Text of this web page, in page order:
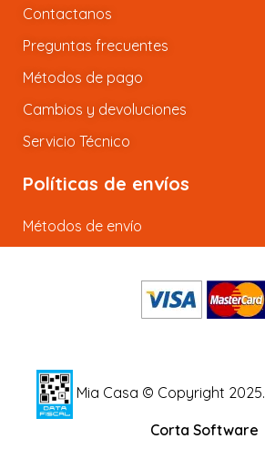
Contactanos
Preguntas frecuentes
Métodos de pago
Cambios y devoluciones
Servicio Técnico
Políticas de envíos
Métodos de envío
Mia Casa © Copyright 2025.
Corta Software